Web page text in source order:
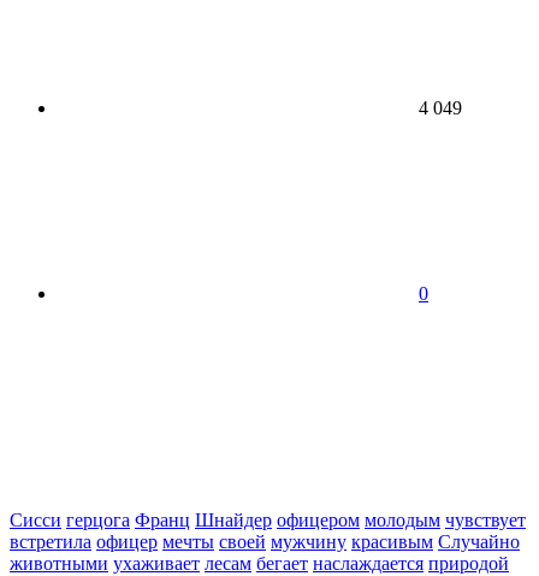
4 049
0
Сисси герцога Франц Шнайдер офицером молодым чувствует
встретила офицер мечты своей мужчину красивым Случайно
животными ухаживает лесам бегает наслаждается природой